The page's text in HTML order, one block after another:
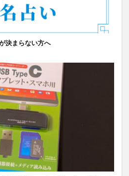
決まらない方へ